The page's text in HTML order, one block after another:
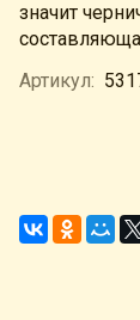
значит
Артикул: